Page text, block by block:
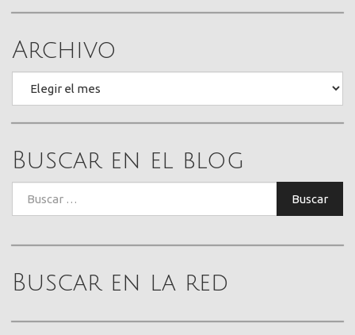
Archivo
Buscar en el blog
Buscar
Buscar en la red